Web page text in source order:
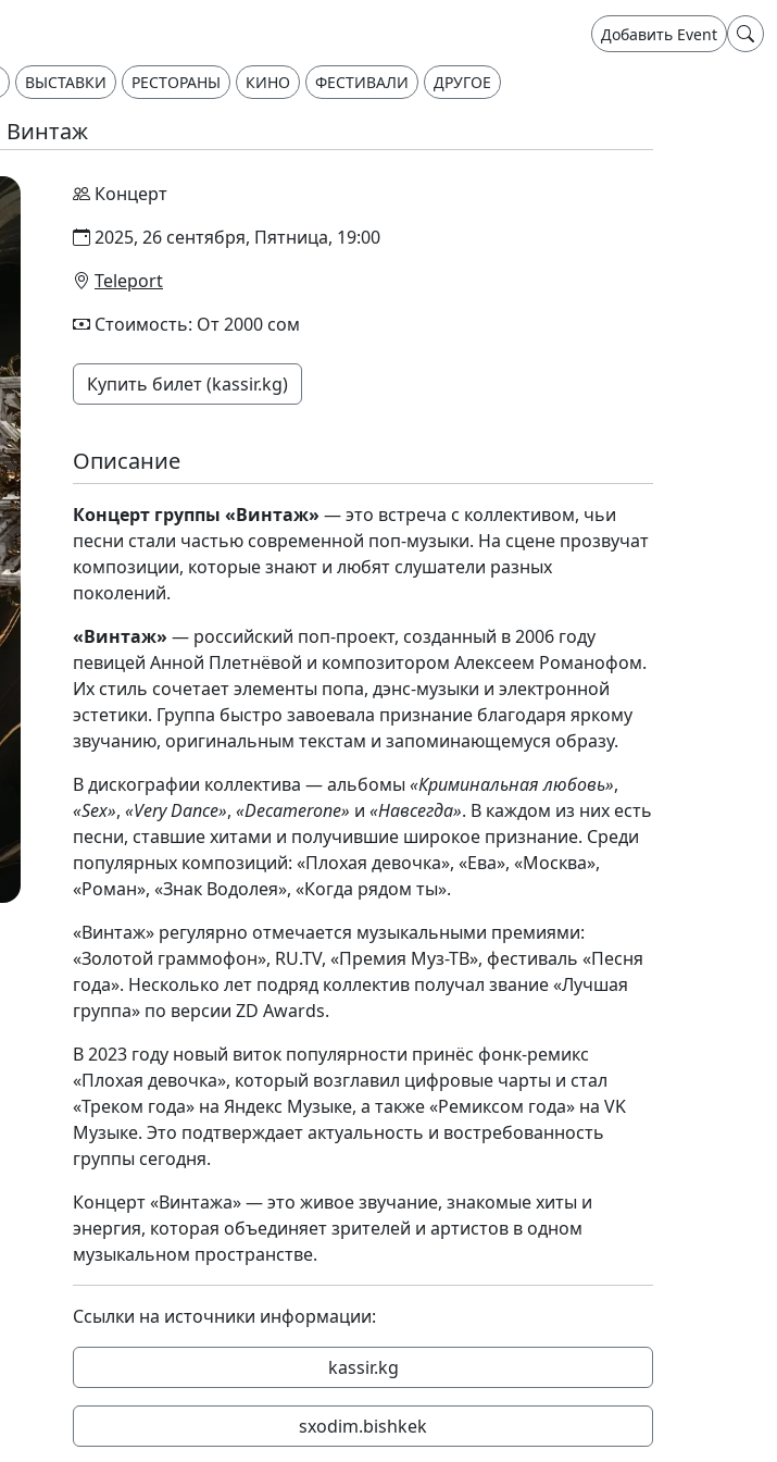
Добавить Event
ВЫСТАВКИ РЕСТОРАНЫ КИНО ФЕСТИВАЛИ ДРУГОЕ
Винтаж
Концерт
2025, 26 сентября, Пятница, 19:00
Teleport
Стоимость: От 2000 сом
Купить билет (kassir.kg)
Описание
Концерт группы «Винтаж» — это встреча с коллективом, чьи
песни стали частью современной поп-музыки. На сцене прозвучат
композиции, которые знают и любят слушатели разных
поколений.
«Винтаж» — российский поп-проект, созданный в 2006 году
певицей Анной Плетнёвой и композитором Алексеем Романофом.
Их стиль сочетает элементы попа, дэнс-музыки и электронной
эстетики. Группа быстро завоевала признание благодаря яркому
звучанию, оригинальным текстам и запоминающемуся образу.
В дискографии коллектива — альбомы «Криминальная любовь»,
«Sex», «Very Dance», «Decamerone» и «Навсегда». В каждом из них есть
песни, ставшие хитами и получившие широкое признание. Среди
популярных композиций: «Плохая девочка», «Ева», «Москва»,
«Роман», «Знак Водолея», «Когда рядом ты».
«Винтаж» регулярно отмечается музыкальными премиями:
«Золотой граммофон», RU.TV, «Премия Муз-ТВ», фестиваль «Песня
года». Несколько лет подряд коллектив получал звание «Лучшая
группа» по версии ZD Awards.
В 2023 году новый виток популярности принёс фонк-ремикс
«Плохая девочка», который возглавил цифровые чарты и стал
«Треком года» на Яндекс Музыке, а также «Ремиксом года» на VK
Музыке. Это подтверждает актуальность и востребованность
группы сегодня.
Концерт «Винтажа» — это живое звучание, знакомые хиты и
энергия, которая объединяет зрителей и артистов в одном
музыкальном пространстве.
Ссылки на источники информации:
kassir.kg
sxodim.bishkek